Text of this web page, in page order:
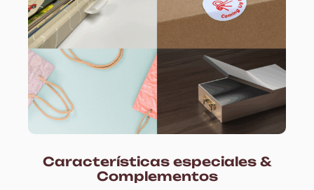
Características especiales &
Complementos